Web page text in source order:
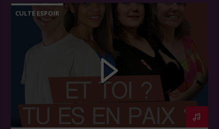
CULTE ESPOIR